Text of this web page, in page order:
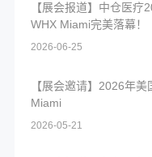
【展会报道】中仓医
WHX Miami完美落幕！
2026-06-25
【展会邀请】2026年
Miami
2026-05-21